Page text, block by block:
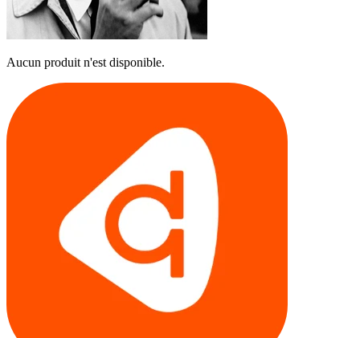
Aucun produit n'est disponible.